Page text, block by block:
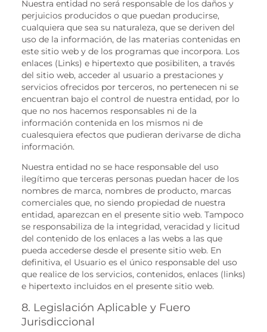
Nuestra entidad no será responsable de los daños y
perjuicios producidos o que puedan producirse,
cualquiera que sea su naturaleza, que se deriven del
uso de la información, de las materias contenidas en
este sitio web y de los programas que incorpora. Los
enlaces (Links) e hipertexto que posibiliten, a través
del sitio web, acceder al usuario a prestaciones y
servicios ofrecidos por terceros, no pertenecen ni se
encuentran bajo el control de nuestra entidad, por lo
que no nos hacemos responsables ni de la
información contenida en los mismos ni de
cualesquiera efectos que pudieran derivarse de dicha
información.
Nuestra entidad no se hace responsable del uso
ilegítimo que terceras personas puedan hacer de los
nombres de marca, nombres de producto, marcas
comerciales que, no siendo propiedad de nuestra
entidad, aparezcan en el presente sitio web. Tampoco
se responsabiliza de la integridad, veracidad y licitud
del contenido de los enlaces a las webs a las que
pueda accederse desde el presente sitio web. En
definitiva, el Usuario es el único responsable del uso
que realice de los servicios, contenidos, enlaces (links)
e hipertexto incluidos en el presente sitio web.
8. Legislación Aplicable y Fuero
Jurisdiccional